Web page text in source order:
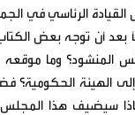
الرئاسي في
أن توجه بعض الكتاب
وما موقعه
الهيئة الحكومية؟
سيضيف هذا